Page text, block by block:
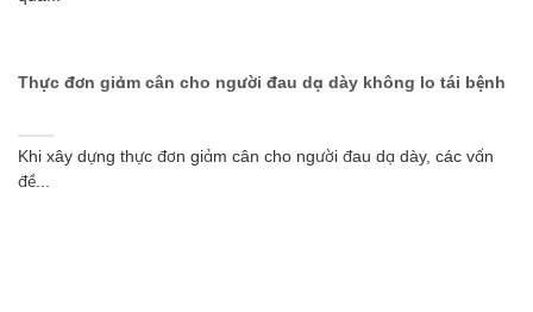
Thực đơn giảm cân cho người đau dạ dày không lo tái bệnh
Khi xây dựng thực đơn giảm cân cho người đau dạ dày, các vấn
đề...